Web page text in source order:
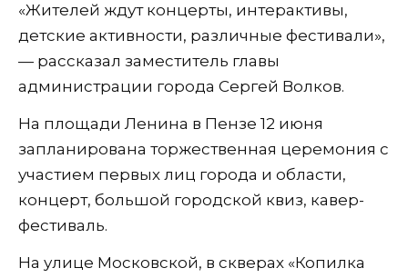
«Жителей ждут концерты, интерактивы,
детские активности, различные фестивали»,
— рассказал заместитель главы
администрации города Сергей Волков.
На площади Ленина в Пензе 12 июня
запланирована торжественная церемония с
участием первых лиц города и области,
концерт, большой городской квиз, кавер-
фестиваль.
На улице Московской, в скверах «Копилка